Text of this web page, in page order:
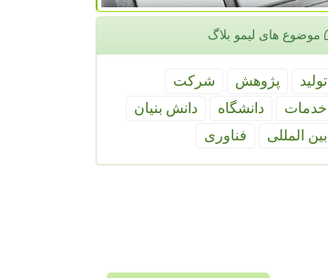
موضوع های لیمو بلاگ
تولید پژوهش
شركت
خدمات
دانشگاه
دانش بنیان
بین المللی
فناوری